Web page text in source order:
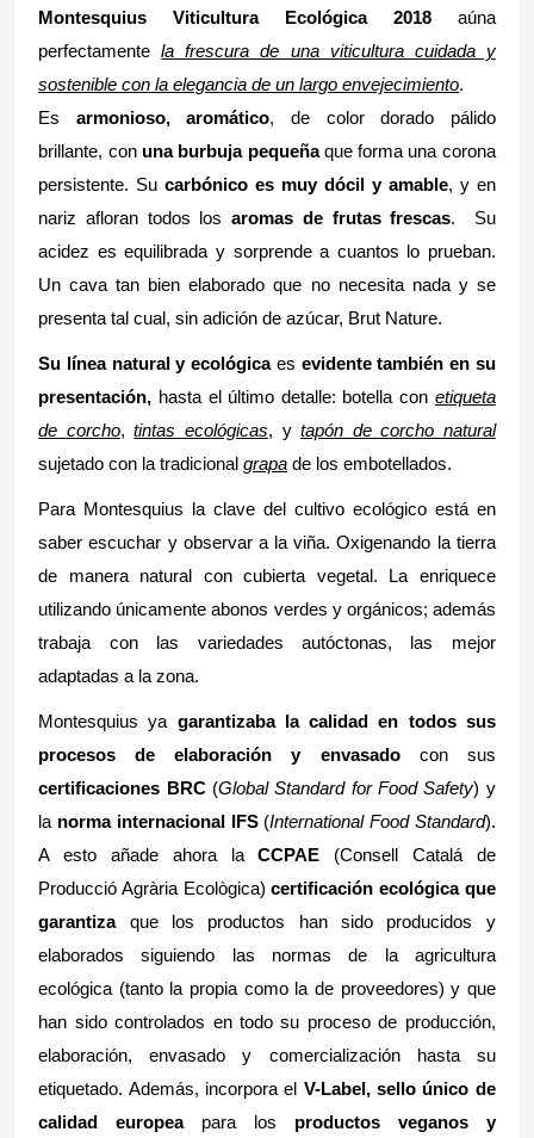
Montesquius Viticultura Ecológica 2018aúna
perfectamentela frescura de una viticultura cuidada y
sostenible con la elegancia de un largo envejecimiento.
Es armonioso, aromático, de color dorado pálido
brillante, con una burbuja pequeñaque forma una corona
persistente. Sucarbónico es muy dócil y amable, y en
nariz afloran todos losaromas de frutas frescas.
Su
acidez es equilibrada y sorprende a cuantos lo prueban.
Un cava tan bien elaborado que no necesita nada y se
presenta tal cual, sin adición de azúcar, Brut Nature.
Su línea natural y ecológica es evidente también en su
presentación, hasta el último detalle: botella con etiqueta
de corcho,tintas ecológicas, ytapón de corcho natural
sujetado con la tradicionalgrapa de los embotellados.
Para Montesquius la clave del cultivo ecológico está en
saber escuchar y observar a la viña. Oxigenando la tierra
de manera natural con cubierta vegetal. La enriquece
utilizando únicamente abonos verdes y orgánicos; además
trabaja con las variedades autóctonas, las mejor
adaptadas a la zona.
Montesquius ya garantizaba la calidad en todos sus
procesos de elaboración y envasadocon sus
certificaciones BRC (Global Standard for Food Safety) y
la norma internacional IFS (International Food Standard).
A esto añade ahora laCCPAE (Consell Catalá de
Producció Agrària Ecològica) certificación ecológica que
garantizaque los productos han sido producidos y
elaborados siguiendo las normas de la agricultura
ecológica (tanto la propia como la de proveedores) y que
han sido controlados en todo su proceso de producción,
elaboración, envasado y comercialización hasta su
etiquetado. Además, incorpora el V-Label, sello único de
calidad europea para los productos veganos y